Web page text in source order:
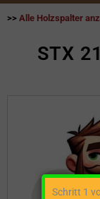
>> Alle Holzspalter
STX
Schritt 1